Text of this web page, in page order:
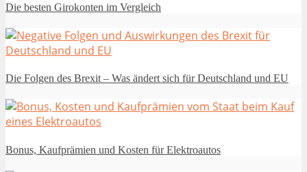
Die besten Girokonten im Vergleich
Die Folgen des Brexit – Was ändert sich für Deutschland und EU
Bonus, Kaufprämien und Kosten für Elektroautos